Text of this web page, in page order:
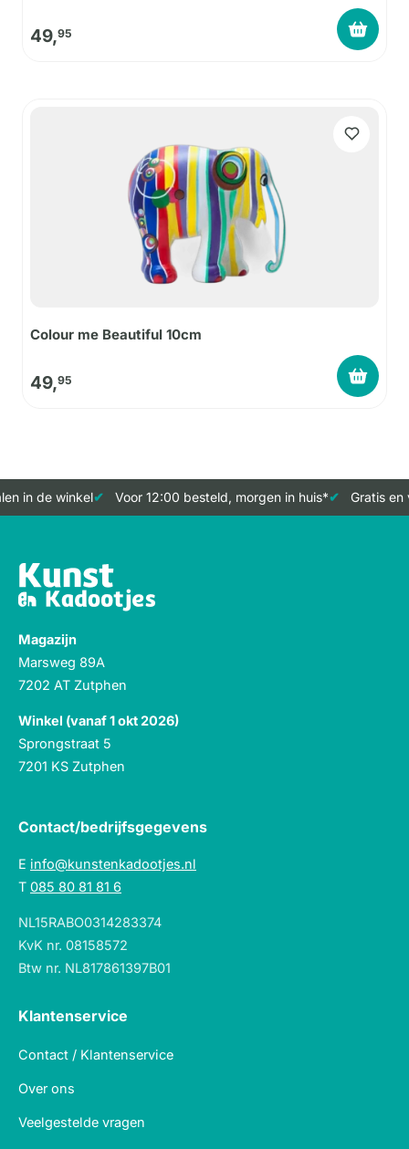
49,95
Colour me Beautiful 10cm
49,95
in de winkel Voor 12:00 besteld, morgen in huis* Gratis en
Magazijn
Marsweg 89A
7202 AT Zutphen
Winkel (vanaf 1 okt 2026)
Sprongstraat 5
7201 KS Zutphen
Contact/bedrijfsgegevens
E info@kunstenkadootjes.nl
T 085 80 81 81 6
NL15RABO0314283374
KvK nr. 08158572
Btw nr. NL817861397B01
Klantenservice
Contact / Klantenservice
Over ons
Veelgestelde vragen